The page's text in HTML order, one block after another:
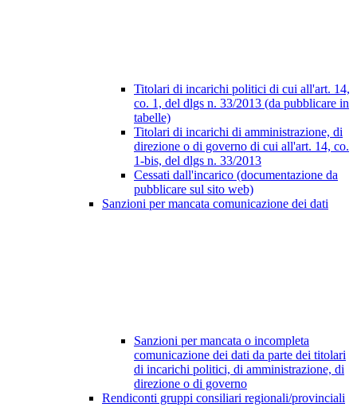
Titolari di incarichi politici di cui all'art. 14,
co. 1, del dlgs n. 33/2013 (da pubblicare in
tabelle)
Titolari di incarichi di amministrazione, di
direzione o di governo di cui all'art. 14, co.
1-bis, del dlgs n. 33/2013
Cessati dall'incarico (documentazione da
pubblicare sul sito web)
Sanzioni per mancata comunicazione dei dati
Sanzioni per mancata o incompleta
comunicazione dei dati da parte dei titolari
di incarichi politici, di amministrazione, di
direzione o di governo
Rendiconti gruppi consiliari regionali/provinciali